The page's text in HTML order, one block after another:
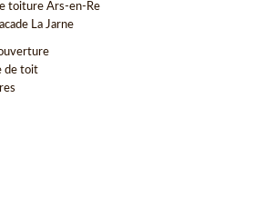
toiture Ars-en-Re
La Jarne
de toit